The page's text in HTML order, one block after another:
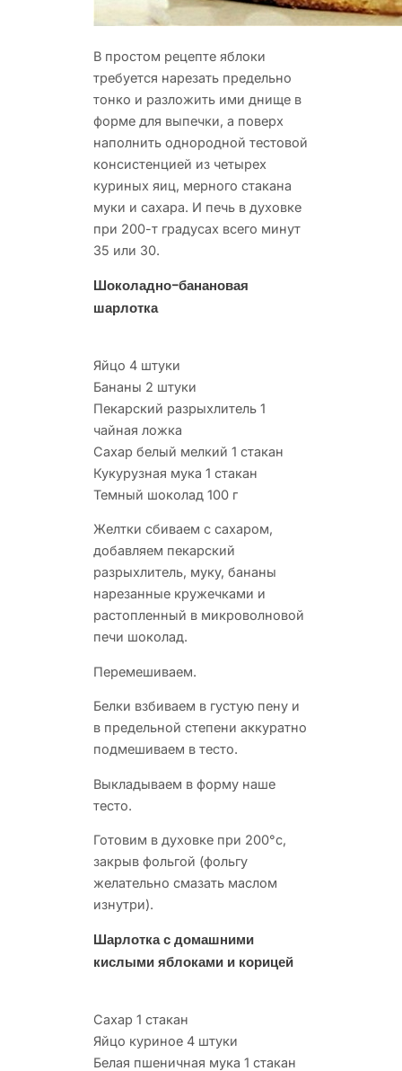
В простом рецепте яблоки
требуется нарезать предельно
тонко и разложить ими днище в
форме для выпечки, а поверх
наполнить однородной тестовой
консистенцией из четырех
куриных яиц, мерного стакана
муки и сахара. И печь в духовке
при 200-т градусах всего минут
35 или 30.
Шоколадно-банановая
шарлотка
Яйцо 4 штуки
Бананы 2 штуки
Пекарский разрыхлитель 1
чайная ложка
Сахар белый мелкий 1 стакан
Кукурузная мука 1 стакан
Темный шоколад 100 г
Желтки сбиваем с сахаром,
добавляем пекарский
разрыхлитель, муку, бананы
нарезанные кружечками и
растопленный в микроволновой
печи шоколад.
Перемешиваем.
Белки взбиваем в густую пену и
в предельной степени аккуратно
подмешиваем в тесто.
Выкладываем в форму наше
тесто.
Готовим в духовке при 200°c,
закрыв фольгой (фольгу
желательно смазать маслом
изнутри).
Шарлотка с домашними
кислыми яблоками и корицей
Сахар 1 стакан
Яйцо куриное 4 штуки
Белая пшеничная мука 1 стакан